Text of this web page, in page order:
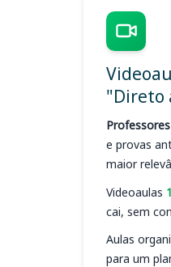
"Direto
e provas
maior
Videoaulas
cai, sem
Aulas
para um